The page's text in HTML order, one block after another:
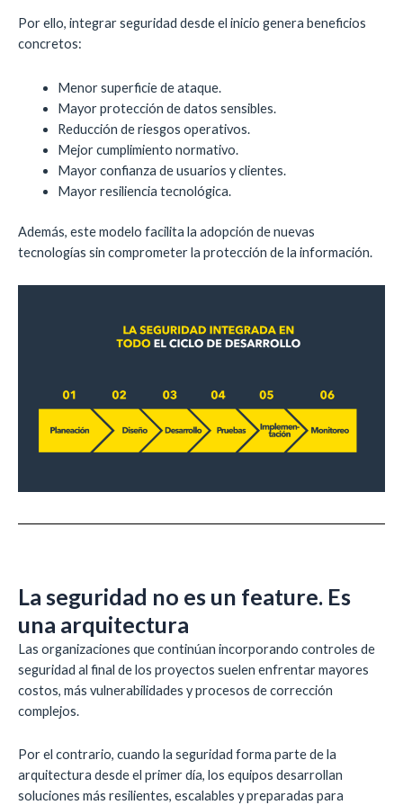
Por ello, integrar seguridad desde el inicio genera beneficios
concretos:
Menor superficie de ataque.
Mayor protección de datos sensibles.
Reducción de riesgos operativos.
Mejor cumplimiento normativo.
Mayor confianza de usuarios y clientes.
Mayor resiliencia tecnológica.
Además, este modelo facilita la adopción de nuevas
tecnologías sin comprometer la protección de la información.
La seguridad no es un feature. Es
una arquitectura
Las organizaciones que continúan incorporando controles de
seguridad al final de los proyectos suelen enfrentar mayores
costos, más vulnerabilidades y procesos de corrección
complejos.
Por el contrario, cuando la seguridad forma parte de la
arquitectura desde el primer día, los equipos desarrollan
soluciones más resilientes, escalables y preparadas para